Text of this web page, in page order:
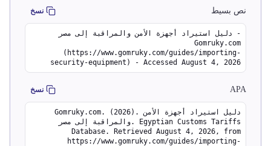
نص بسيط نسخ
دليل استيراد أجهزة الأمن والمراقبة إلى مصر -
Gomruky.com
(https://www.gomruky.com/guides/importing-
security-equipment) - Accessed August 4, 2026
APA نسخ
Gomruky.com. (2026). دليل استيراد أجهزة الأمن
والمراقبة إلى مصر. Egyptian Customs Tariffs
Database. Retrieved August 4, 2026, from
https://www.gomruky.com/guides/importing-